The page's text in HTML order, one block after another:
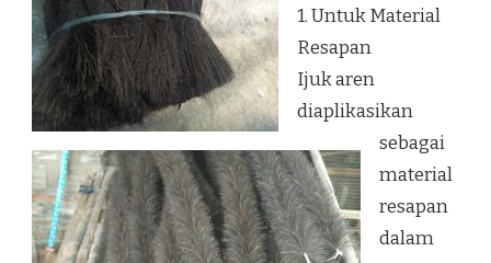
1. Untuk Material
Resapan
Ijuk aren
diaplikasikan
sebagai
material
resapan
dalam